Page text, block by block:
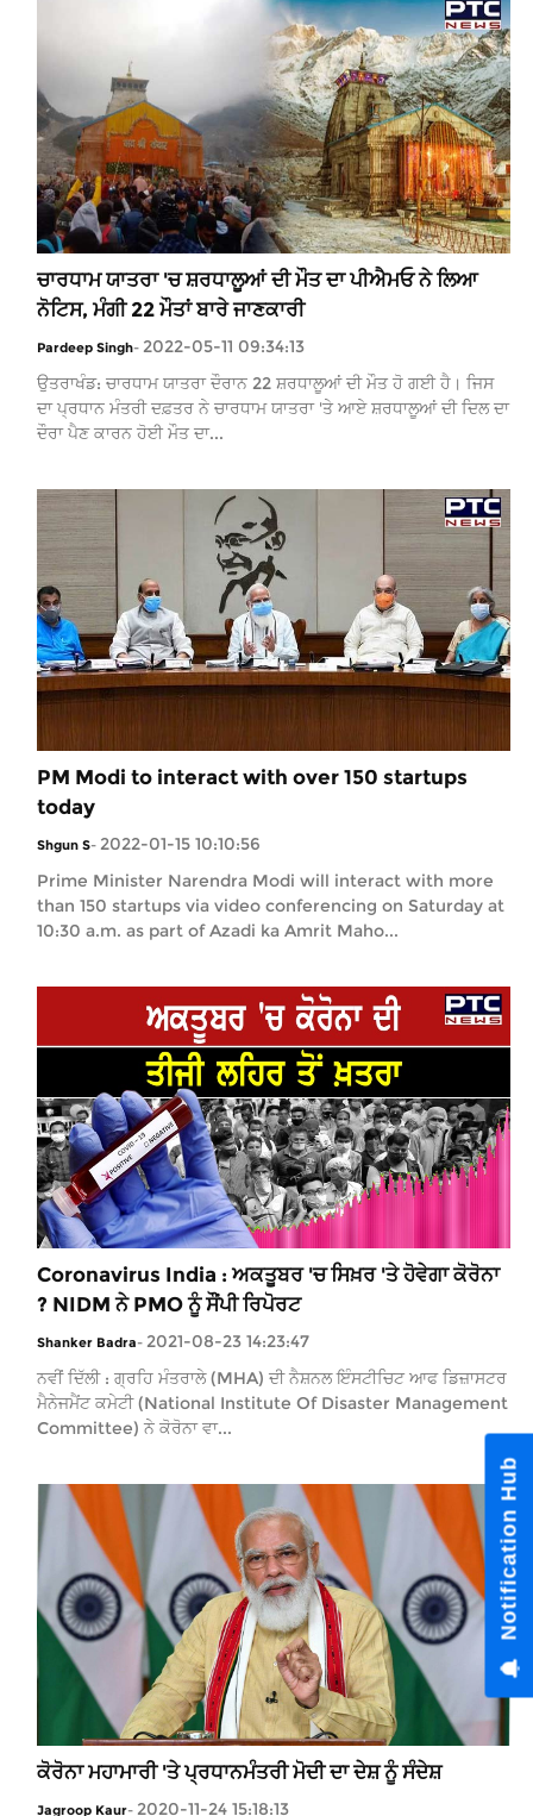
ਚਾਰਧਾਮ ਯਾਤਰਾ 'ਚ ਸ਼ਰਧਾਲੂਆਂ ਦੀ ਮੌਤ ਦਾ ਪੀਐਮਓ ਨੇ ਲਿਆ
ਨੋਟਿਸ, ਮੰਗੀ 22 ਮੌਤਾਂ ਬਾਰੇ ਜਾਣਕਾਰੀ
Pardeep Singh- 2022-05-11 09:34:13
ਉਤਰਾਖੰਡ: ਚਾਰਧਾਮ ਯਾਤਰਾ ਦੌਰਾਨ 22 ਸ਼ਰਧਾਲੂਆਂ ਦੀ ਮੌਤ ਹੋ ਗਈ ਹੈ। ਜਿਸ
ਦਾ ਪ੍ਰਧਾਨ ਮੰਤਰੀ ਦਫ਼ਤਰ ਨੇ ਚਾਰਧਾਮ ਯਾਤਰਾ 'ਤੇ ਆਏ ਸ਼ਰਧਾਲੂਆਂ ਦੀ ਦਿਲ ਦਾ
ਦੌਰਾ ਪੈਣ ਕਾਰਨ ਹੋਈ ਮੌਤ ਦਾ...
PM Modi to interact with over 150 startups
today
Shgun S- 2022-01-15 10:10:56
Prime Minister Narendra Modi will interact with more
than 150 startups via video conferencing on Saturday at
10:30 a.m. as part of Azadi ka Amrit Maho...
Coronavirus India : ਅਕਤੂਬਰ 'ਚ ਸਿਖ਼ਰ 'ਤੇ ਹੋਵੇਗਾ ਕੋਰੋਨਾ
? NIDM ਨੇ PMO ਨੂੰ ਸੌਂਪੀ ਰਿਪੋਰਟ
Shanker Badra- 2021-08-23 14:23:47
ਨਵੀਂ ਦਿੱਲੀ : ਗ੍ਰਹਿ ਮੰਤਰਾਲੇ (MHA) ਦੀ ਨੈਸ਼ਨਲ ਇੰਸਟੀਚਿਟ ਆਫ ਡਿਜ਼ਾਸਟਰ
ਮੈਨੇਜਮੈਂਟ ਕਮੇਟੀ (National Institute Of Disaster Management
Committee) ਨੇ ਕੋਰੋਨਾ ਵਾ...
ਕੋਰੋਨਾ ਮਹਾਮਾਰੀ 'ਤੇ ਪ੍ਰਧਾਨਮੰਤਰੀ ਮੋਦੀ ਦਾ ਦੇਸ਼ ਨੂੰ ਸੰਦੇਸ਼
Jagroop Kaur- 2020-11-24 15:18:13